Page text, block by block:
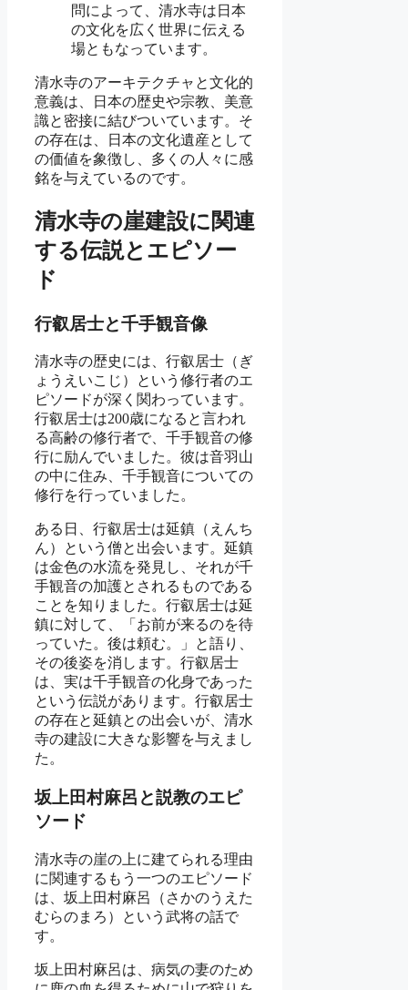
問によって、清水寺は日本
の文化を広く世界に伝える
場ともなっています。
清水寺のアーキテクチャと文化的
意義は、日本の歴史や宗教、美意
識と密接に結びついています。そ
の存在は、日本の文化遺産として
の価値を象徴し、多くの人々に感
銘を与えているのです。
清水寺の崖建設に関連
する伝説とエピソー
ド
行叡居士と千手観音像
清水寺の歴史には、行叡居士（ぎ
ょうえいこじ）という修行者のエ
ピソードが深く関わっています。
行叡居士は200歳になると言われ
る高齢の修行者で、千手観音の修
行に励んでいました。彼は音羽山
の中に住み、千手観音についての
修行を行っていました。
ある日、行叡居士は延鎮（えんち
ん）という僧と出会います。延鎮
は金色の水流を発見し、それが千
手観音の加護とされるものである
ことを知りました。行叡居士は延
鎮に対して、「お前が来るのを待
っていた。後は頼む。」と語り、
その後姿を消します。行叡居士
は、実は千手観音の化身であった
という伝説があります。行叡居士
の存在と延鎮との出会いが、清水
寺の建設に大きな影響を与えまし
た。
坂上田村麻呂と説教のエピ
ソード
清水寺の崖の上に建てられる理由
に関連するもう一つのエピソード
は、坂上田村麻呂（さかのうえた
むらのまろ）という武将の話で
す。
坂上田村麻呂は、病気の妻のため